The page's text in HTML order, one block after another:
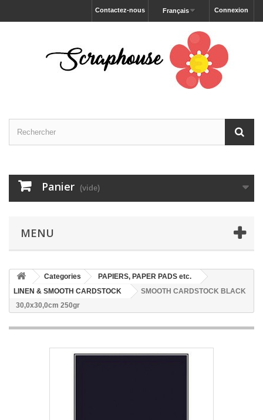
Connexion
Français
Contactez-nous
Panier (vide)
MENU
Categories
PAPIERS, PAPER PADS etc.
LINEN & SMOOTH CARDSTOCK
SMOOTH CARDSTOCK BLACK
30,0x30,0cm 250gr